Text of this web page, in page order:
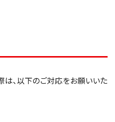
は、以下のご対応をお願いいた